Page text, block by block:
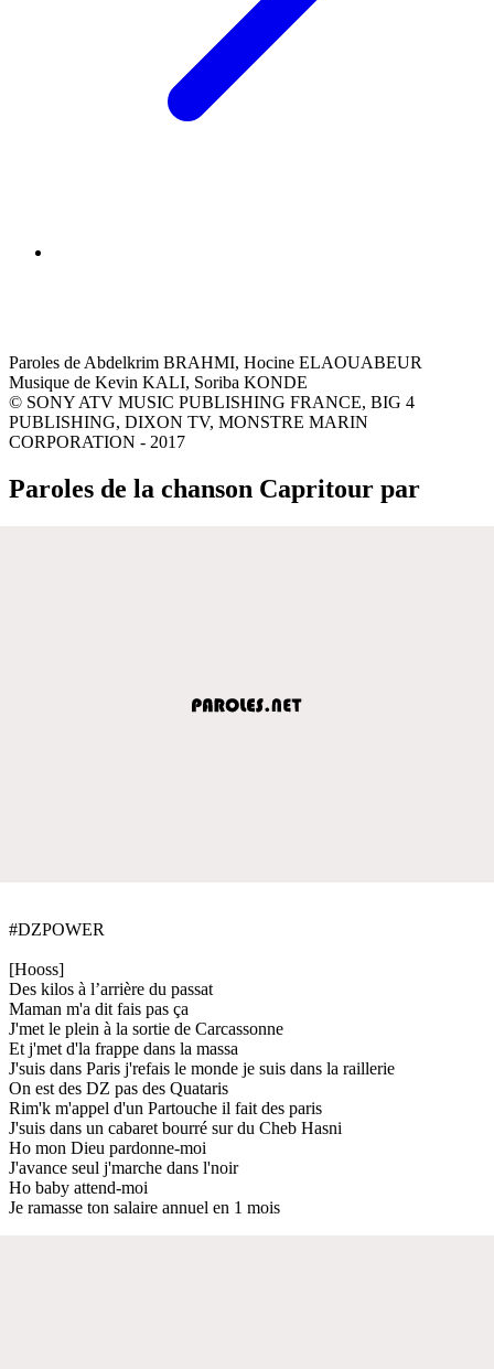
Paroles de Abdelkrim BRAHMI, Hocine ELAOUABEUR
Musique de Kevin KALI, Soriba KONDE
© SONY ATV MUSIC PUBLISHING FRANCE, BIG 4
PUBLISHING, DIXON TV, MONSTRE MARIN
CORPORATION - 2017
Paroles de la chanson Capritour par
#DZPOWER
[Hooss]
Des kilos à l’arrière du passat
Maman m'a dit fais pas ça
J'met le plein à la sortie de Carcassonne
Et j'met d'la frappe dans la massa
J'suis dans Paris j'refais le monde je suis dans la raillerie
On est des DZ pas des Quataris
Rim'k m'appel d'un Partouche il fait des paris
J'suis dans un cabaret bourré sur du Cheb Hasni
Ho mon Dieu pardonne-moi
J'avance seul j'marche dans l'noir
Ho baby attend-moi
Je ramasse ton salaire annuel en 1 mois